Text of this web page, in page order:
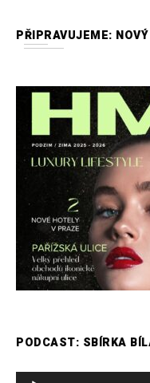
PŘIPRAVUJEME:
PODCAST: SBÍRKA